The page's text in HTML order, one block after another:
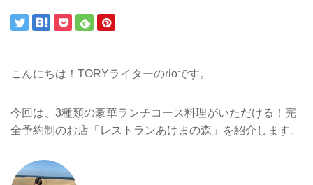
こんにちは！TORYライターのrioです。
今回は、3種類の豪華ランチコース料理がいただける！完
全予約制のお店「レストランあけまの森」を紹介します。